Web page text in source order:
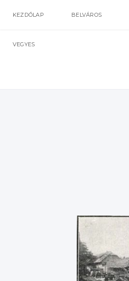
KEZDŐLAP BELVÁROS
VEGYES